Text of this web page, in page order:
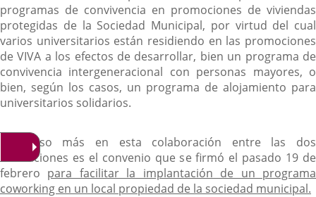
programas de convivencia en promociones de viviendas
protegidas de la Sociedad Municipal, por virtud del cual
varios universitarios están residiendo en las promociones
de VIVA a los efectos de desarrollar, bien un programa de
convivencia intergeneracional con personas mayores, o
bien, según los casos, un programa de alojamiento para
universitarios solidarios.
Un paso más en esta colaboración entre las dos
instituciones es el convenio que se firmó el pasado 19 de
febrero para facilitar la implantación de un programa
coworking en un local propiedad de la sociedad municipal.